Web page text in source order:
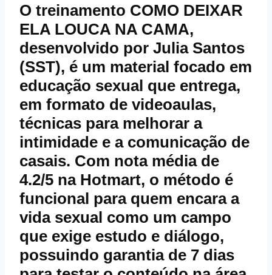
O treinamento COMO DEIXAR
ELA LOUCA NA CAMA,
desenvolvido por Julia Santos
(SST), é um material focado em
educação sexual que entrega,
em formato de videoaulas,
técnicas para melhorar a
intimidade e a comunicação de
casais. Com nota média de
4.2/5 na Hotmart, o método é
funcional para quem encara a
vida sexual como um campo
que exige estudo e diálogo,
possuindo garantiade 7 dias